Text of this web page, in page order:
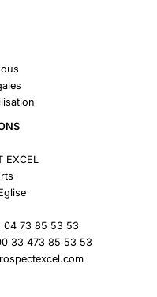
EXCEL
04 73 85 53 53
33 473 85 53 53